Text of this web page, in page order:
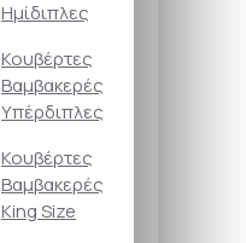
Ημίδιπλες
Κουβέρτες
Βαμβακερές
Υπέρδιπλες
Κουβέρτες
Βαμβακερές
King Size